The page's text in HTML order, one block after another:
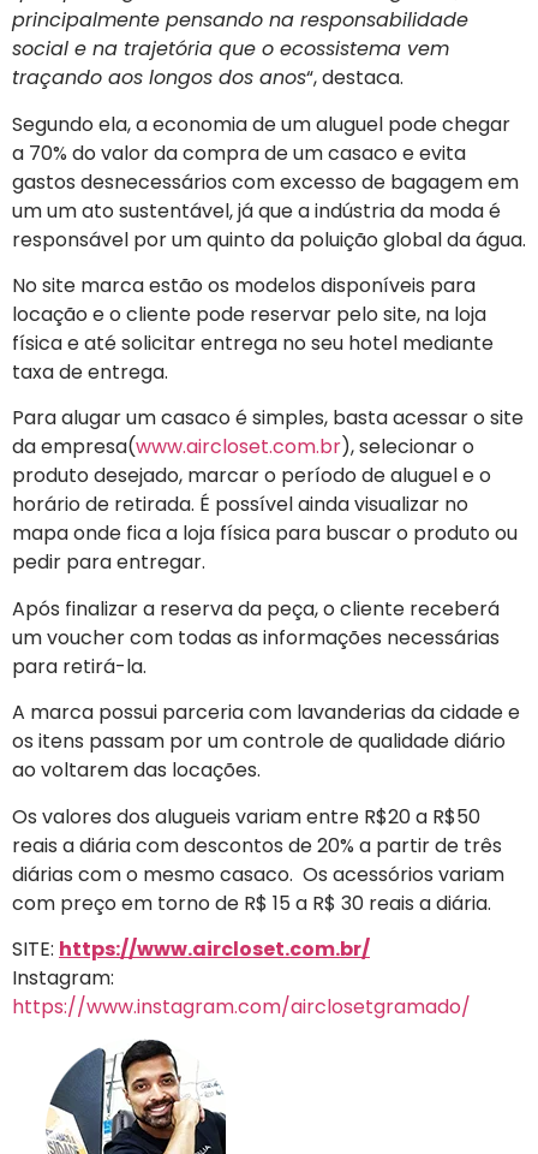
principalmente pensando na responsabilidade
social e na trajetória que o ecossistema vem
traçando aos longos dos anos“, destaca.
Segundo ela, a economia de um aluguel pode chegar
a 70% do valor da compra de um casaco e evita
gastos desnecessários com excesso de bagagem em
um um ato sustentável, já que a indústria da moda é
responsável por um quinto da poluição global da água.
No site marca estão os modelos disponíveis para
locação e o cliente pode reservar pelo site, na loja
física e até solicitar entrega no seu hotel mediante
taxa de entrega.
Para alugar um casaco é simples, basta acessar o site
da empresa(www.aircloset.com.br), selecionar o
produto desejado, marcar o período de aluguel e o
horário de retirada. É possível ainda visualizar no
mapa onde fica a loja física para buscar o produto ou
pedir para entregar.
Após finalizar a reserva da peça, o cliente receberá
um voucher com todas as informações necessárias
para retirá-la.
A marca possui parceria com lavanderias da cidade e
os itens passam por um controle de qualidade diário
ao voltarem das locações.
Os valores dos alugueis variam entre R$20 a R$50
reais a diária com descontos de 20% a partir de três
diárias com o mesmo casaco. Os acessórios variam
com preço em torno de R$ 15 a R$ 30 reais a diária.
SITE: https://www.aircloset.com.br/
Instagram:
https://www.instagram.com/airclosetgramado/